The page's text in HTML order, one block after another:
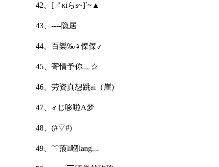
42、[↗κiらs~]`~▲
43、----隐居
44、百樂‰♀傑傑♂
45、寄情予你﹏☆
46、劳资真想跳ai（崖)
47、♂じ哆啦A梦
48、(#▽#)
49、﹌蒗li嗰lang﹏